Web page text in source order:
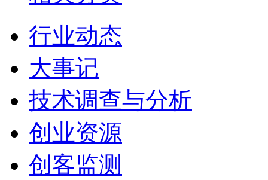
行业动态
大事记
技术调查与分析
创业资源
创客监测